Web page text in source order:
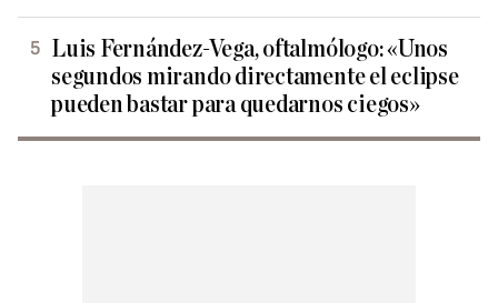
Luis Fernández-Vega, oftalmólogo: «Unos
segundos mirando directamente el eclipse
pueden bastar para quedarnos ciegos»